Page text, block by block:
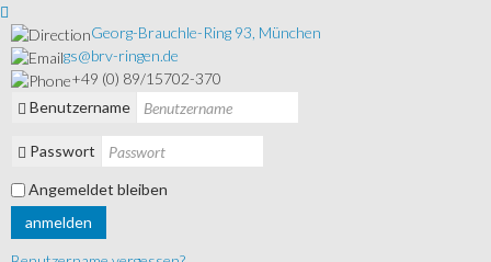
Georg-Brauchle-Ring 93, München
gs@brv-ringen.de
+49 (0) 89/15702-370
Benutzername
Passwort
Angemeldet bleiben
anmelden